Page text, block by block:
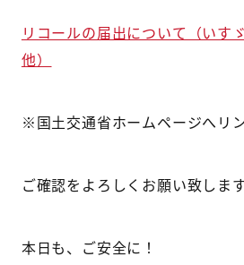
リコールの届出について（い
他）
※国土交通省ホームページへリン
ご確認をよろしくお願い致します
本日も、ご安全に！